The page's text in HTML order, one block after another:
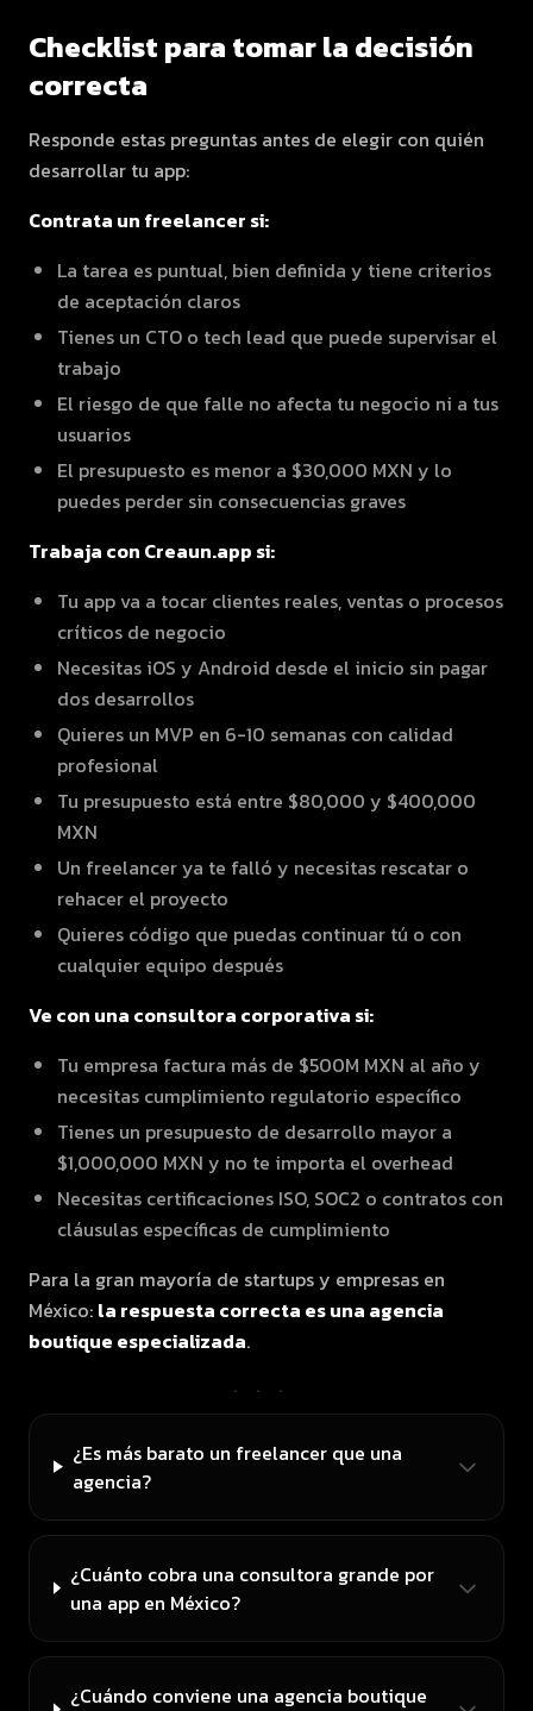
Checklist para tomar la decisión
correcta
Responde estas preguntas antes de elegir con quién
desarrollar tu app:
Contrata un freelancer si:
La tarea es puntual, bien definida y tiene criterios
de aceptación claros
Tienes un CTO o tech lead que puede supervisar el
trabajo
El riesgo de que falle no afecta tu negocio ni a tus
usuarios
El presupuesto es menor a $30,000 MXN y lo
puedes perder sin consecuencias graves
Trabaja con Creaun.app si:
Tu app va a tocar clientes reales, ventas o procesos
críticos de negocio
Necesitas iOS y Android desde el inicio sin pagar
dos desarrollos
Quieres un MVP en 6-10 semanas con calidad
profesional
Tu presupuesto está entre $80,000 y $400,000
MXN
Un freelancer ya te falló y necesitas rescatar o
rehacer el proyecto
Quieres código que puedas continuar tú o con
cualquier equipo después
Ve con una consultora corporativa si:
Tu empresa factura más de $500M MXN al año y
necesitas cumplimiento regulatorio específico
Tienes un presupuesto de desarrollo mayor a
$1,000,000 MXN y no te importa el overhead
Necesitas certificaciones ISO, SOC2 o contratos con
cláusulas específicas de cumplimiento
Para la gran mayoría de startups y empresas en
México: la respuesta correcta es una agencia
boutique especializada.
···
¿Es más barato un freelancer que una
agencia?
¿Cuánto cobra una consultora grande por
una app en México?
¿Cuándo conviene una agencia boutique